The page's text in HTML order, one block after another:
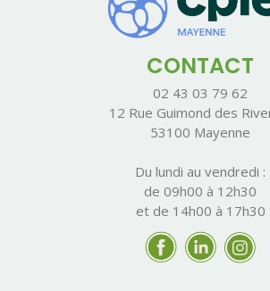
CONTACT
02 43 03 79 62
12 Rue Guimond des
53100 Mayenne
Du lundi au vendredi :
de 09h00 à 12h30
et de 14h00 à 17h30